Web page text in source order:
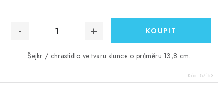
Šejkr / chrastidlo ve tvaru slunce o průměru 13,8 cm.
Kód: 87163